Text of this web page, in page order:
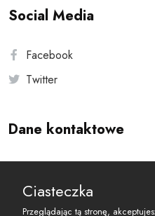
Social Media
Facebook
Twitter
Dane kontaktowe
reset@resetobywatelski.pl
Ciasteczka
Przeglądając tą stronę,